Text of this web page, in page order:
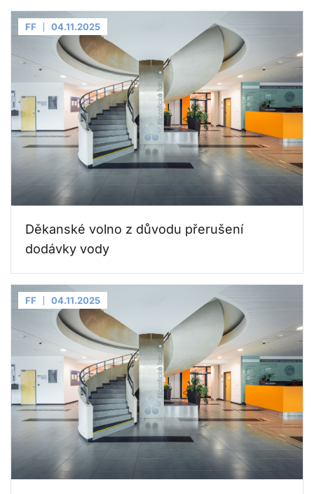
FF 04.11.2025
Děkanské volno z důvodu přerušení
dodávky vody
FF 04.11.2025